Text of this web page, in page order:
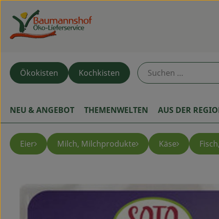
Ökokisten Kochkisten
NEU & ANGEBOT THEMENWELTEN AUS DER
Eier Milch, Milchprodukte Käse